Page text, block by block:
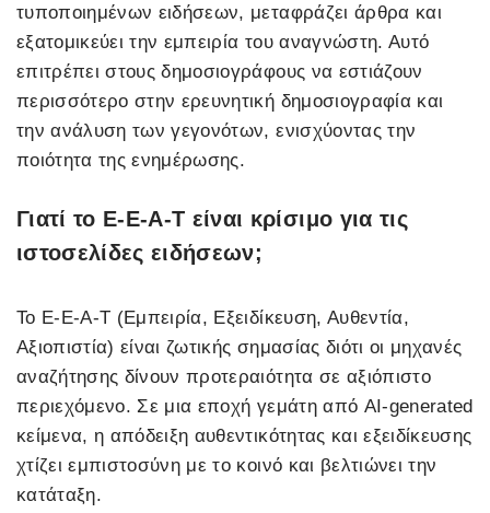
τυποποιημένων ειδήσεων, μεταφράζει άρθρα και
εξατομικεύει την εμπειρία του αναγνώστη. Αυτό
επιτρέπει στους δημοσιογράφους να εστιάζουν
περισσότερο στην ερευνητική δημοσιογραφία και
την ανάλυση των γεγονότων, ενισχύοντας την
ποιότητα της ενημέρωσης.
Γιατί το E-E-A-T είναι κρίσιμο για τις
ιστοσελίδες ειδήσεων;
Το E-E-A-T (Εμπειρία, Εξειδίκευση, Αυθεντία,
Αξιοπιστία) είναι ζωτικής σημασίας διότι οι μηχανές
αναζήτησης δίνουν προτεραιότητα σε αξιόπιστο
περιεχόμενο. Σε μια εποχή γεμάτη από AI-generated
κείμενα, η απόδειξη αυθεντικότητας και εξειδίκευσης
χτίζει εμπιστοσύνη με το κοινό και βελτιώνει την
κατάταξη.